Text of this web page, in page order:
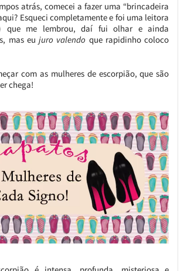
atrás, comecei a fazer uma “brincadeira
Esqueci completamente e foi uma leitora
que me lembrou, daí fui olhar e ainda
mas eu juro valendo que rapidinho coloco
com as mulheres de escorpião, que são
chega!